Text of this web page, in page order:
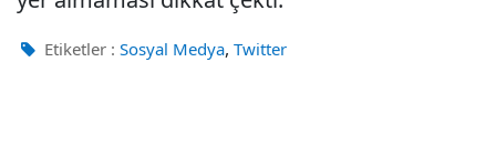
Etiketler : Sosyal Medya, Twitter